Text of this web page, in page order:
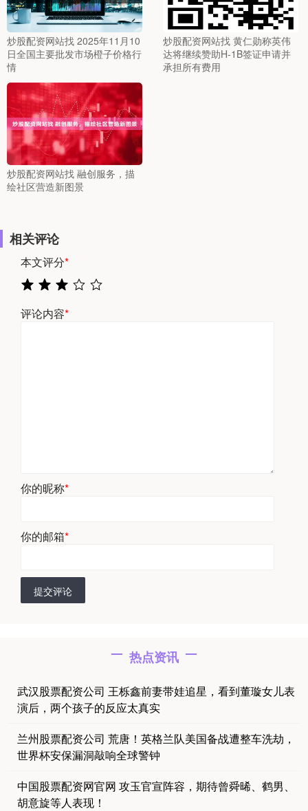
炒股配资网站找 2025年11月10
日全国主要批发市场橙子价格行
情
炒股配资网站找 黄仁勋称英伟
达将继续赞助H-1B签证申请并
承担所有费用
炒股配资网站找 融创服务，描
绘社区营造新图景
相关评论
本文评分*
评论内容*
你的昵称*
你的邮箱*
提交评论
热点资讯
武汉股票配资公司 王栎鑫前妻带娃追星，看到董璇女儿表
演后，两个孩子的反应太真实
兰州股票配资公司 荒唐！英格兰队美国备战遭整车洗劫，
世界杯安保漏洞敲响全球警钟
中国股票配资网官网 攻玉官宣阵容，期待曾舜晞、鹤男、
胡意旋等人表现！